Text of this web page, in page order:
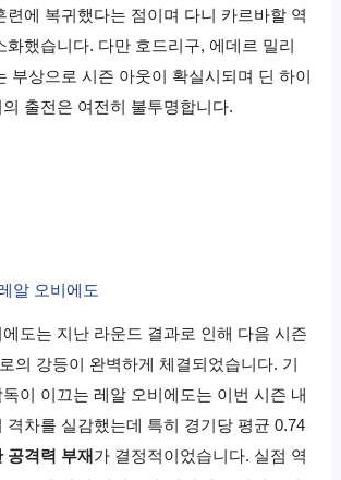
련에 복귀했다는 점이며 다니 카르바할 역
화했습니다. 다만 호드리구, 에데르 밀리
부상으로 시즌 아웃이 확실시되며 딘 하이
출전은 여전히 불투명합니다.
알 오비에도
도는 지난 라운드 결과로 인해 다음 시즌
의 강등이 완벽하게 체결되었습니다. 기
이 이끄는 레알 오비에도는 이번 시즌 내
격차를 실감했는데 특히 경기당 평균 0.74
공격력 부재 가 결정적이었습니다. 실점 역